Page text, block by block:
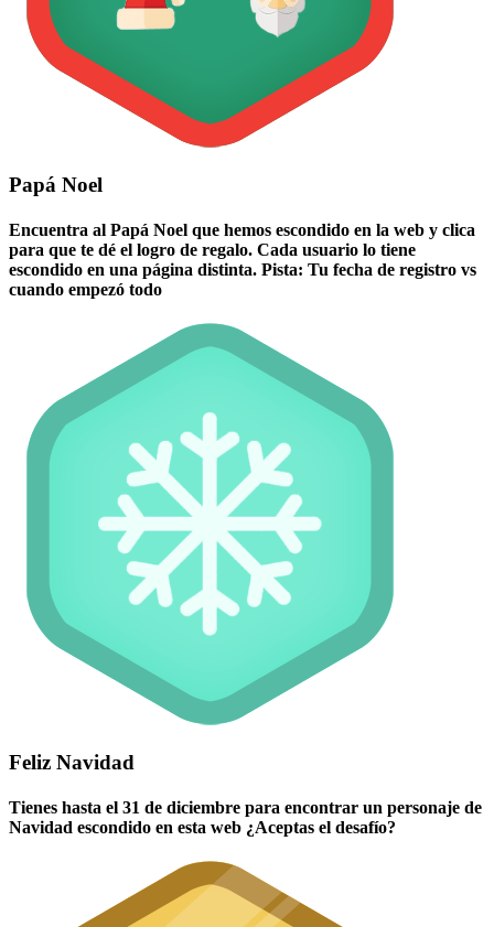
Papá Noel
Encuentra al Papá Noel que hemos escondido en la web y clica
para que te dé el logro de regalo. Cada usuario lo tiene
escondido en una página distinta. Pista: Tu fecha de registro vs
cuando empezó todo
Feliz Navidad
Tienes hasta el 31 de diciembre para encontrar un personaje de
Navidad escondido en esta web ¿Aceptas el desafío?